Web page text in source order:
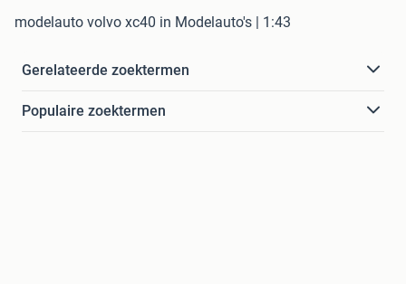
modelauto volvo xc40 in Modelauto's | 1:43
Gerelateerde zoektermen
Populaire zoektermen